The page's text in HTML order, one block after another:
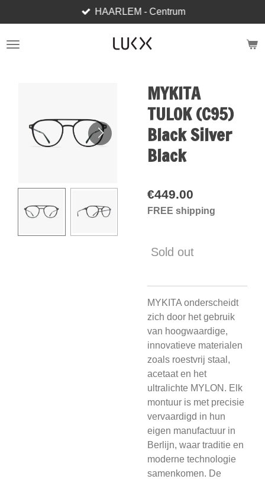
to
main
HAARLEM - Centrum
MYKITA
TULOK (C95)
Black Silver
Black
€449.00
FREE shipping
Sold out
MYKITA onderscheidt
zich door het gebruik
van hoogwaardige,
innovatieve materialen
zoals roestvrij staal,
acetaat en het
ultralichte MYLON. Elk
montuur is met precisie
vervaardigd in hun
eigen manufactuur in
Berlijn, waar traditie en
moderne technologie
samenkomen. De